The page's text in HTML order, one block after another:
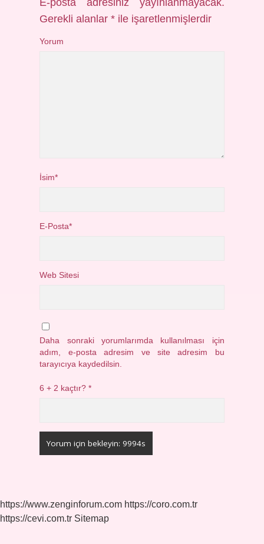
E-posta adresiniz yayınlanmayacak.
Gerekli alanlar* ile işaretlenmişlerdir
Yorum
İsim*
E-Posta*
Web Sitesi
Daha sonraki yorumlarımda kullanılması için
adım, e-posta adresim ve site adresim bu
tarayıcıya kaydedilsin.
6 + 2 kaçtır?*
https://www.zenginforum.com https://coro.com.tr
https://cevi.com.tr Sitemap